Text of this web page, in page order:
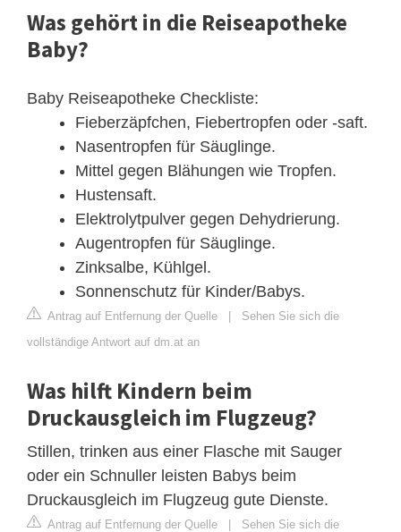
Was gehört in die Reiseapotheke
Baby?
Baby Reiseapotheke Checkliste:
Fieberzäpfchen, Fiebertropfen oder -saft.
Nasentropfen für Säuglinge.
Mittel gegen Blähungen wie Tropfen.
Hustensaft.
Elektrolytpulver gegen Dehydrierung.
Augentropfen für Säuglinge.
Zinksalbe, Kühlgel.
Sonnenschutz für Kinder/Babys.
Antrag auf Entfernung der Quelle | Sehen Sie sich die
vollständige Antwort auf dm.at an
Was hilft Kindern beim
Druckausgleich im Flugzeug?
Stillen, trinken aus einer Flasche mit Sauger
oder ein Schnuller leisten Babys beim
Druckausgleich im Flugzeug gute Dienste.
Antrag auf Entfernung der Quelle | Sehen Sie sich die